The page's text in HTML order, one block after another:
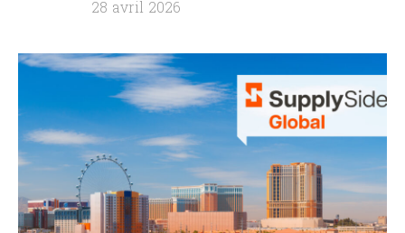
28 avril 2026